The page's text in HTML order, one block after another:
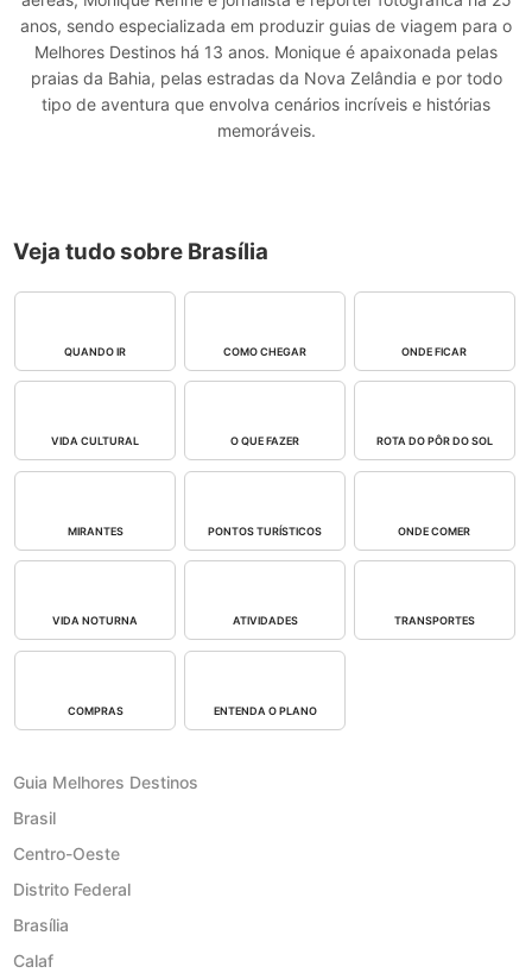
anos, sendo especializada em produzir guias de viagem para o
Melhores Destinos há 13 anos. Monique é apaixonada pelas
praias da Bahia, pelas estradas da Nova Zelândia e por todo
tipo de aventura que envolva cenários incríveis e histórias
memoráveis.
Veja tudo sobre Brasília
QUANDO IR COMO CHEGAR ONDE FICAR
VIDA CULTURAL O QUE FAZER ROTA DO PÔR DO SOL
MIRANTES PONTOS TURÍSTICOS ONDE COMER
VIDA NOTURNA ATIVIDADES TRANSPORTES
COMPRAS ENTENDA O PLANO
Guia Melhores Destinos
Brasil
Centro-Oeste
Distrito Federal
Brasília
Calaf